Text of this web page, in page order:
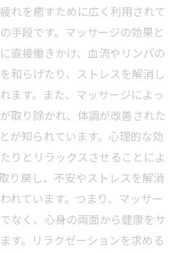
れを癒すために広く利用されて
手段です。マッサージの効果と
直接働きかけ、血流やリンパの
和らげたり、ストレスを解消し
ます。また、マッサージによっ
取り除かれ、体調が改善された
が知られています。心理的な効
りとリラックスさせることによ
り戻し、不安やストレスを解消
れています。つまり、マッサー
なく、心身の両面から健康をサ
す。リラクゼーションを求める